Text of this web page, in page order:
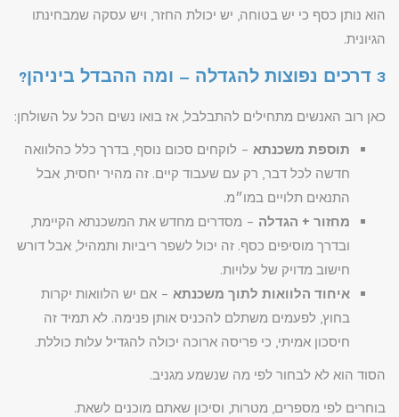
הוא נותן כסף כי יש בטוחה, יש יכולת החזר, ויש עסקה שמבחינתו
הגיונית.
3 דרכים נפוצות להגדלה – ומה ההבדל ביניהן?
כאן רוב האנשים מתחילים להתבלבל, אז בואו נשים הכל על השולחן:
תוספת משכנתא – לוקחים סכום נוסף, בדרך כלל כהלוואה
חדשה לכל דבר, רק עם שעבוד קיים. זה מהיר יחסית, אבל
התנאים תלויים במו״מ.
מחזור + הגדלה – מסדרים מחדש את המשכנתא הקיימת,
ובדרך מוסיפים כסף. זה יכול לשפר ריביות ותמהיל, אבל דורש
חישוב מדויק של עלויות.
איחוד הלוואות לתוך משכנתא – אם יש הלוואות יקרות
בחוץ, לפעמים משתלם להכניס אותן פנימה. לא תמיד זה
חיסכון אמיתי, כי פריסה ארוכה יכולה להגדיל עלות כוללת.
הסוד הוא לא לבחור לפי מה שנשמע מגניב.
בוחרים לפי מספרים, מטרות, וסיכון שאתם מוכנים לשאת.